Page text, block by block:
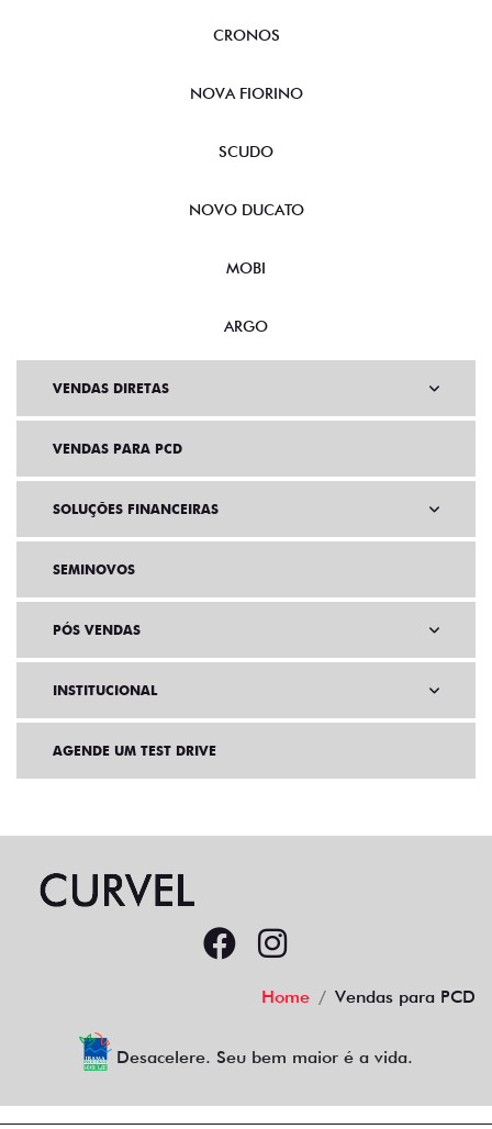
CRONOS
NOVA FIORINO
SCUDO
NOVO DUCATO
MOBI
ARGO
VENDAS DIRETAS
VENDAS PARA PCD
SOLUÇÕES FINANCEIRAS
SEMINOVOS
PÓS VENDAS
INSTITUCIONAL
AGENDE UM TEST DRIVE
Home Vendas para PCD
Desacelere. Seu bem maior é a vida.